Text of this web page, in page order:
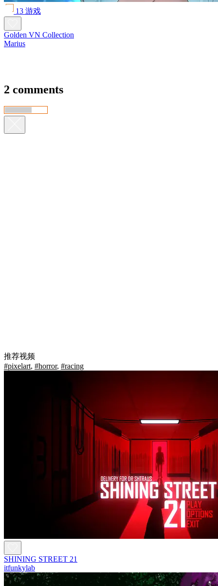
13 游戏
Golden VN Collection
Marius
2 comments
推荐视频
#pixelart, #horror, #racing
SHINING STREET 21
itfunkylab